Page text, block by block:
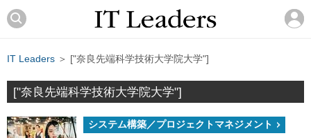
IT Leaders ＞ ["奈良先端科学技術大学院大学"]
["奈良先端科学技術大学院大学"]
システム構築／プロジェクトマネジメント